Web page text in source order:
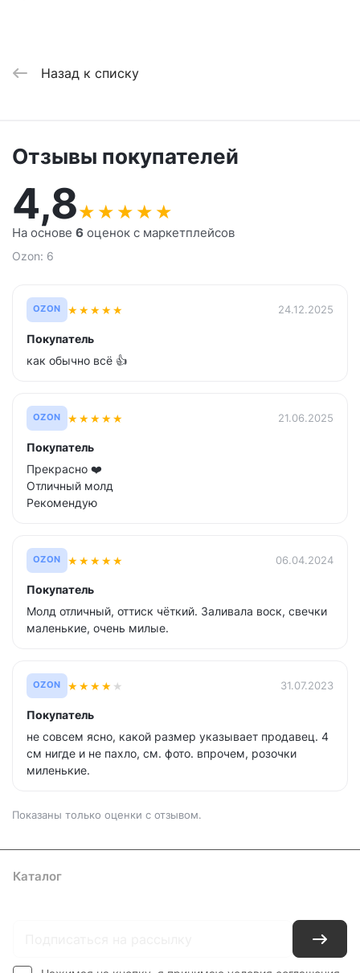
Назад к списку
Отзывы покупателей
4,8★ ★ ★ ★ ★
На основе 6 оценок с маркетплейсов
Ozon: 6
OZON ★★★★★ 24.12.2025
Покупатель
как обычно всё 👍
OZON ★★★★★ 21.06.2025
Покупатель
Прекрасно ❤️
Отличный молд
Рекомендую
OZON ★★★★★ 06.04.2024
Покупатель
Молд отличный, оттиск чёткий. Заливала воск, свечки
маленькие, очень милые.
OZON ★★★★ ★ 31.07.2023
Покупатель
не совсем ясно, какой размер указывает продавец. 4
см нигде и не пахло, см. фото. впрочем, розочки
миленькие.
Показаны только оценки с отзывом.
Каталог